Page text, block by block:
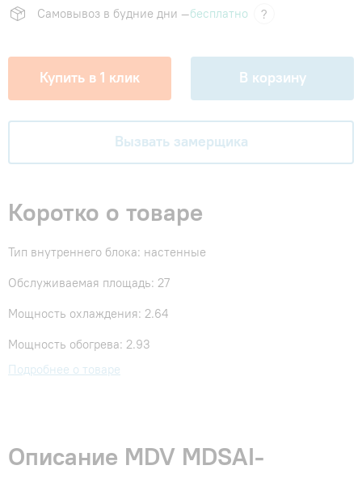
Самовывоз в будние дни —бесплатно ?
Купить в 1 клик В корзину
Вызвать замерщика
Коротко о товаре
Тип внутреннего блока: настенные
Обслуживаемая площадь: 27
Мощность охлаждения: 2.64
Мощность обогрева: 2.93
Подробнее о товаре
Описание MDV MDSAI-